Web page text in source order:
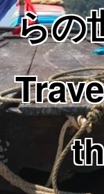
らの